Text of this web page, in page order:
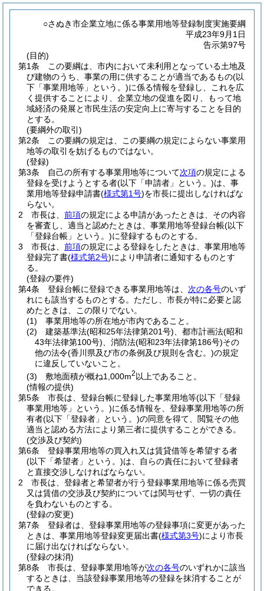
○さぬき市企業立地に係る事業用地等登録制度実施要綱
平成23年9月1日
告示第97号
(目的)
第1条
この要綱は、市内において未利用となっている土地及
び建物のうち、事業の用に供することが適当であるもの(以
下「事業用地等」という。)に係る情報を登録し、これを広
く提供することにより、企業立地の促進を図り、もって地
域経済の発展と市民生活の安定向上に寄与することを目的
とする。
(要綱外の取引)
第2条
この要綱の規定は、この要綱の規定によらない事業用
地等の取引を妨げるものではない。
(登録)
第3条
自己の所有する事業用地等について次項の規定による
登録を受けようとする者(以下「申請者」という。)は、事
業用地等登録申請書(様式第1号)を市長に提出しなければな
らない。
2
市長は、 前項の規定による申請があったときは、その内容
を審査し、適当と認めたときは、事業用地等登録台帳(以下
「登録台帳」という。)に登録するものとする。
3
市長は、 前項の規定による登録をしたときは、事業用地等
登録完了書(様式第2号)により申請者に通知するものとす
る。
(登録の要件)
第4条
登録台帳に登録できる事業用地等は、 次の各号のいず
れにも該当するものとする。 ただし、市長が特に必要と認
めたときは、この限りでない。
(1)
事業用地等の所在地が市内であること。
(2)
建築基準法(昭和25年法律第201号) 、都市計画法(昭和
43年法律第100号) 、消防法(昭和23年法律第186号)その
他の法令(香川県及び市の条例及び規則を含む。)の規定
に違反していないこと。
(3)
敷地面積が概ね1,000m2 以上であること。
(情報の提供)
第5条
市長は、登録台帳に登録した事業用地等(以下「登録
事業用地等」という。)に係る情報を、登録事業用地等の所
有者(以下「登録者」という。)の同意を得て、閲覧その他
適当と認める方法により第三者に提供することができる。
(交渉及び契約)
第6条
登録事業用地等の買入れ又は賃貸借等を希望する者
(以下「希望者」という。)は、自らの責任において登録者
と直接交渉しなければならない。
2
市長は、登録者と希望者が行う登録事業用地等に係る売買
又は賃借の交渉及び契約については関与せず、一切の責任
を負わないものとする。
(登録の変更)
第7条
登録者は、登録事業用地等の登録事項に変更があった
ときは、事業用地等登録変更届出書(様式第3号)により市長
に届け出なければならない。
(登録の抹消)
第8条
市長は、登録事業用地等が次の各号のいずれかに該当
するときは、当該登録事業用地等の登録を抹消することが
できる。